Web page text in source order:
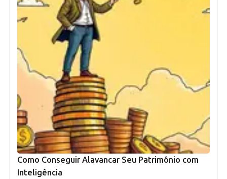
Como Conseguir Alavancar Seu Patrimônio com
Inteligência